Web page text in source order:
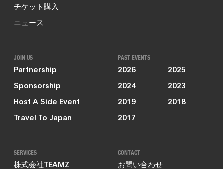
チケット購入
ニュース
JOIN US
Partnership
Sponsorship
Host A Side Event
Travel To Japan
PAST EVENTS
2026
2025
2024
2023
2019
2018
2017
SERVICES
株式会社TEAMZ
CONTACT
お問い合わせ